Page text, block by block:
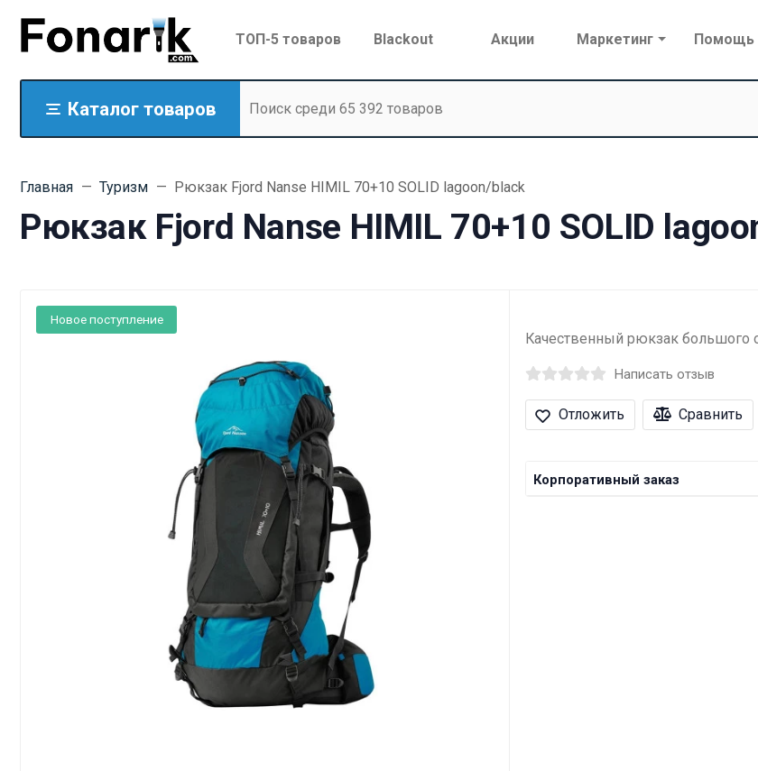
ТОП-5 товаров Blackout Акции Маркетинг Помощь
Каталог товаров
Главная Туризм Рюкзак Fjord Nanse HIMIL 70+10 SOLID lagoon/black
Рюкзак Fjord Nanse HIMIL 70+10 SOLID
Новое поступление
Качественный рюкзак большого
Написать отзыв
Отложить Сравнить
Корпоративный заказ